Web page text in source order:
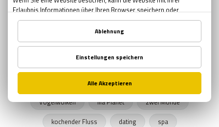
verlassene Orte
verlassene Orte Wien
Junggesellenabschied
Exit The Game
Freizeitprogramme
UNICEF
Schule in der Kiste
Zombies
Planet Erde
Vogelwolken
lila Planet
zwei Monde
kochender Fluss
dating
spa